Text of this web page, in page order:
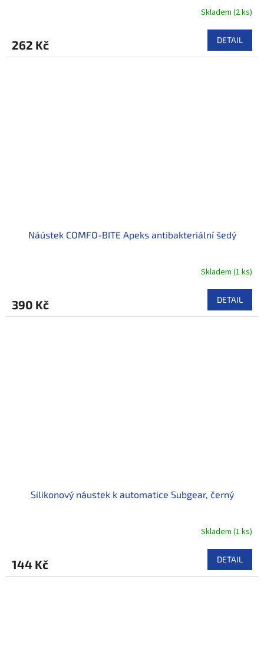
Skladem (2 ks)
262 Kč DETAIL
Náústek COMFO-BITE Apeks antibakteriální šedý
Skladem (1 ks)
390 Kč DETAIL
Silikonový náustek k automatice Subgear, černý
Skladem (1 ks)
144 Kč DETAIL